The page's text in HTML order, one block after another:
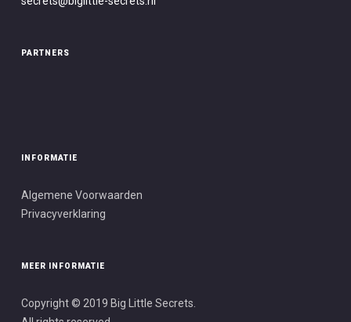
PARTNERS
INFORMATIE
Algemene Voorwaarden
Privacyverklaring
MEER INFORMATIE
Copyright © 2019 Big Little Secrets.